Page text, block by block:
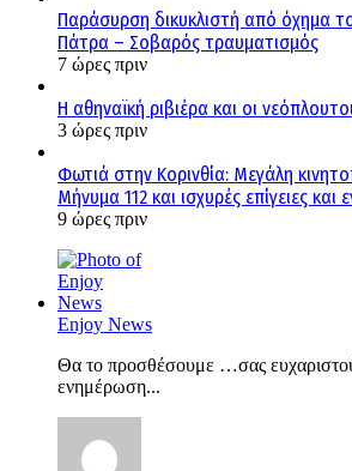
Παράσυρση δικυκλιστή από όχημα
Πάτρα – Σοβαρός τραυματισμός
7 ώρες πριν
Η αθηναϊκή ριβιέρα και οι νεόπλουτοι
3 ώρες πριν
Φωτιά στην Κορινθία: Μεγάλη
Μήνυμα 112 και ισχυρές επίγειες και
9 ώρες πριν
Enjoy News
Θα το προσθέσουμε …σας
ενημέρωση...